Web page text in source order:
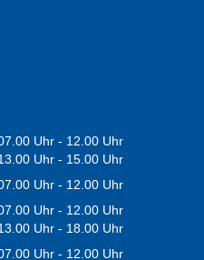
Uhr - 12.00 Uhr
Uhr - 15.00 Uhr
Uhr - 12.00 Uhr
Uhr - 12.00 Uhr
Uhr - 18.00 Uhr
Uhr - 12.00 Uhr